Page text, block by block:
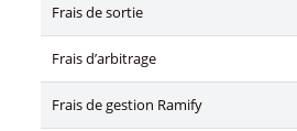
Frais de sortie
Frais d’arbitrage
Frais de gestion Ramify